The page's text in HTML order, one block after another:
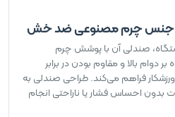
از جنس چرم مصنوعی ضد خش
صندلی آن با پوشش چرم
بالا و مقاوم بودن در برابر
فراهم می‌کند. طراحی صندلی به
احساس فشار یا ناراحتی انجام